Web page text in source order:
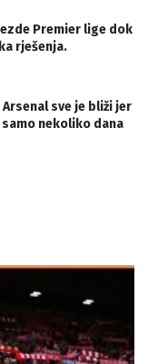
Premier lige dok
rješenja.
sve je bliži jer
nekoliko dana